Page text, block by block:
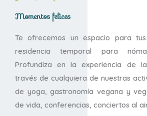
Momentos felices
Te ofrecemos un espacio para
residencia temporal para
Profundiza en la experiencia de
través de cualquiera de nuestras
de yoga, gastronomía vegana y
de vida, conferencias, conciertos al